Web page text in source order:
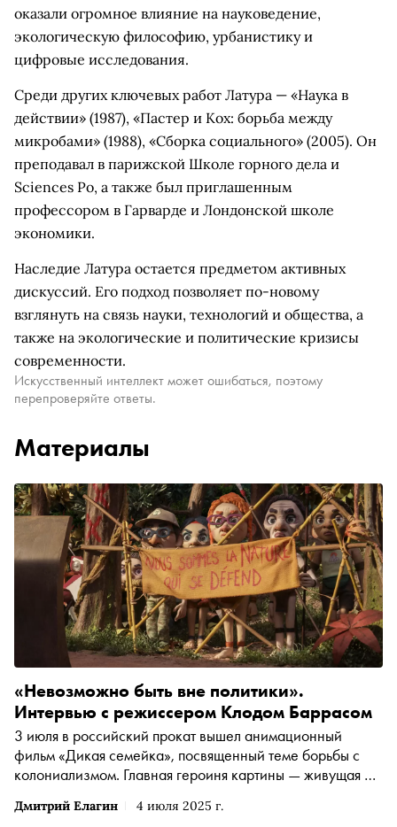
оказали огромное влияние на науковедение,
экологическую философию, урбанистику и
цифровые исследования.
Среди других ключевых работ Латура — «Наука в
действии» (1987), «Пастер и Кох: борьба между
микробами» (1988), «Сборка социального» (2005). Он
преподавал в парижской Школе горного дела и
Sciences Po, а также был приглашенным
профессором в Гарварде и Лондонской школе
экономики.
Наследие Латура остается предметом активных
дискуссий. Его подход позволяет по-новому
взглянуть на связь науки, технологий и общества, а
также на экологические и политические кризисы
современности.
Искусственный интеллект может ошибаться, поэтому
перепроверяйте ответы.
Материалы
Дмитрий Елагин 4 июля 2025 г.
«Невозможно быть вне политики».
Интервью с режиссером Клодом Баррасом
3 июля в российский прокат вышел анимационный
фильм «Дикая семейка», посвященный теме борьбы с
колониализмом. Главная героиня картины — живущая на
знакомится с наследием своих предков и открывает для